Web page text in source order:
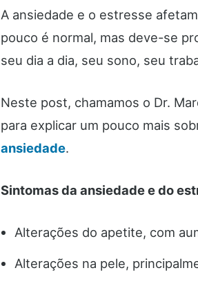
A ansiedade e o estresse
pouco é normal, mas deve-se
seu dia a dia, seu sono, seu
Neste post, chamamos o Dr.
para explicar um pouco mais
ansiedade.
Sintomas da ansiedade e do
Alterações do apetite, com
Alterações na pele,